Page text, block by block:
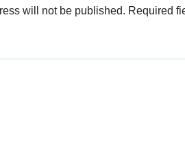
will not be published. Required